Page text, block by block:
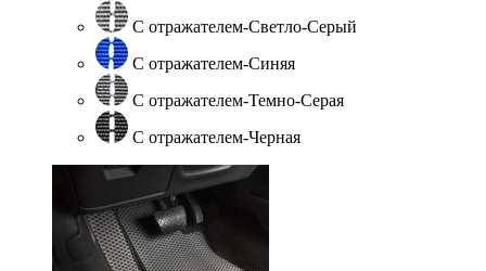
С отражателем-Светло-Серый
С отражателем-Синяя
С отражателем-Темно-Серая
С отражателем-Черная